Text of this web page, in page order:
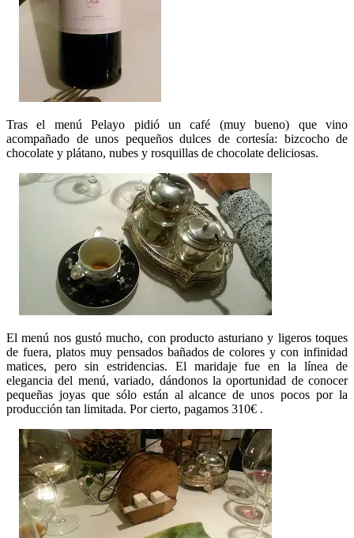
Tras el menú Pelayo pidió un café (muy bueno) que vino
acompañado de unos pequeños dulces de cortesía: bizcocho de
chocolate y plátano, nubes y rosquillas de chocolate deliciosas.
El menú nos gustó mucho, con producto asturiano y ligeros toques
de fuera, platos muy pensados bañados de colores y con infinidad
matices, pero sin estridencias. El maridaje fue en la línea de
elegancia del menú, variado, dándonos la oportunidad de conocer
pequeñas joyas que sólo están al alcance de unos pocos por la
producción tan limitada. Por cierto, pagamos 310€ .